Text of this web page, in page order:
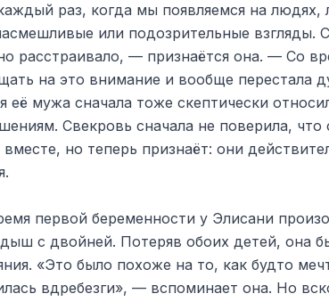
раз, когда мы появляемся на
или подозрительные взгляды.
расстраивало, — признаётся она. — Со
на это внимание и вообще перестала
её мужа сначала тоже скептически
Свекровь сначала не поверила, что
но теперь признаёт: они
первой беременности у Элисани
с двойней. Потеряв обоих детей, она
«Это было похоже на то, как будто
вдребезги», — вспоминает она. Но